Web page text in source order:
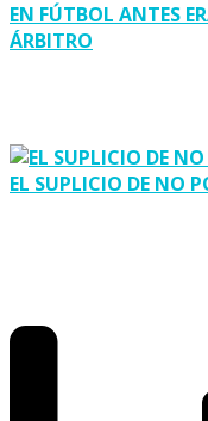
EN FÚTBOL ANTES
ÁRBITRO
EL SUPLICIO DE NO